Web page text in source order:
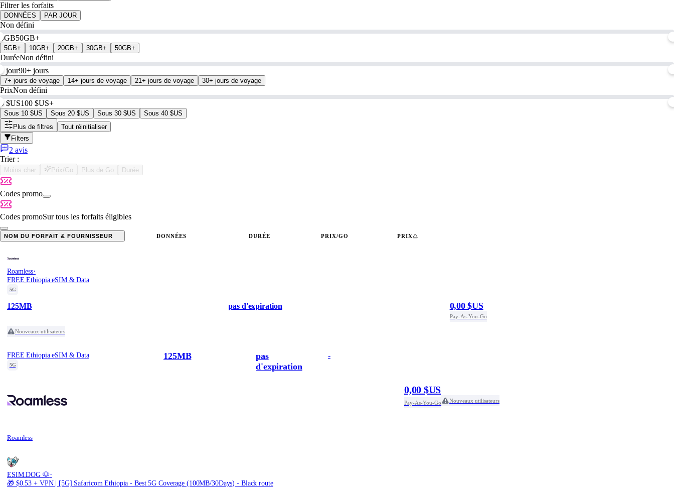
Filtrer les forfaits
DONNÉES PAR JOUR
Non défini
0GB50GB+
5GB+ 10GB+ 20GB+ 30GB+ 50GB+
DuréeNon défini
1 jour90+ jours
7+ jours de voyage 14+ jours de voyage 21+ jours de voyage 30+ jours de voyage
PrixNon défini
0 $US100 $US+
Sous 10 $US Sous 20 $US Sous 30 $US
Sous 40 $US
Plus de filtres
Tout réinitialiser
Filters
2 avis
Trier :
Moins cher Prix/Go Plus de Go Durée
Codes promo
Codes promoSur tous les forfaits éligibles
NOM DU FORFAIT & FOURNISSEUR DONNÉES DURÉE PRIX/GO PRIX
Roamless·
FREE Ethiopia eSIM & Data
5G
125MB pas d'expiration 0,00 $US
Pay-As-You-Go
Nouveaux utilisateurs
FREE Ethiopia eSIM & Data
5G
Roamless
125MB
pas
d'expiration
-
0,00 $US
Pay-As-You-Go Nouveaux utilisateurs
ESIM.DOG 🐶·
🎁 $0.53 + VPN | [5G] Safaricom Ethiopia - Best 5G Coverage (100MB/30Days) - Black route